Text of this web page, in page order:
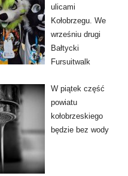
ulicami
Kołobrzegu. We
wrześniu drugi
Bałtycki
Fursuitwalk
W piątek część
powiatu
kołobrzeskiego
będzie bez wody